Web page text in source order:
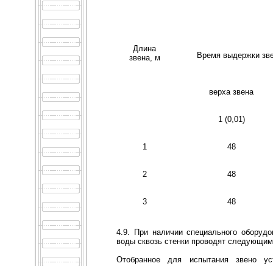
Длина
звена, м
Время выдержки
верха звена
1 (0,01)
1 48
2 48
3 48
4.9. При наличии специального
воды сквозь стенки проводят
Отобранное для испытания звено